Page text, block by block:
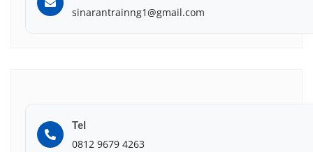
sinarantrainng1@gmail.com
Tel
0812 9679 4263